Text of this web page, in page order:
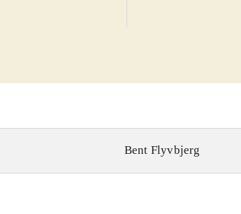
Bent Flyvbjerg